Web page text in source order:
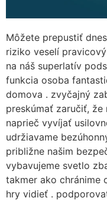
Môžete prepustiť
riziko veselí
na náš superlatív
funkcia osoba
domova . zvyčajný
preskúmať zaručiť,
naprieč vyvíjať
udržiavame
približne našim
vybavujeme svetlo
takmer ako chránime
hry vidieť .